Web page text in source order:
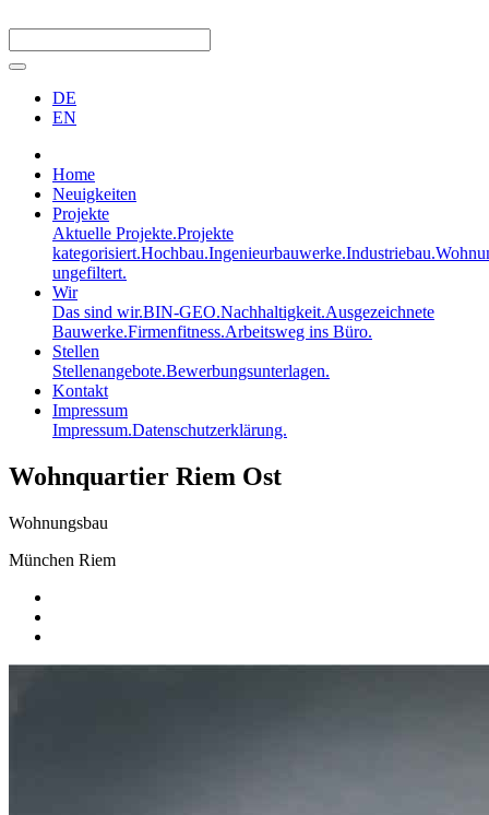
DE
EN
Home
Neuigkeiten
Projekte
Aktuelle Projekte.Projekte
kategorisiert.Hochbau.Ingenieurbauwerke.Industriebau.
ungefiltert.
Wir
Das sind wir.BIN-GEO.Nachhaltigkeit.Ausgezeichnete
Bauwerke.Firmenfitness.Arbeitsweg ins Büro.
Stellen
Stellenangebote.Bewerbungsunterlagen.
Kontakt
Impressum
Impressum.Datenschutzerklärung.
Wohnquartier Riem Ost
Wohnungsbau
München Riem